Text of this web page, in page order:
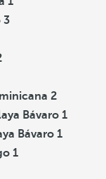
3
2
Bávaro 1
Bávaro 1
1